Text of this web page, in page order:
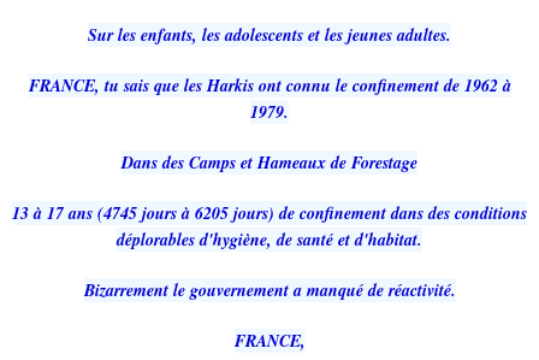
Sur les enfants, les adolescents et les jeunes adultes.
FRANCE, tu sais que les Harkis ont connu le confinement de 1962 à
1979.
Dans des Camps et Hameaux de Forestage
13 à 17 ans (4745 jours à 6205 jours) de confinement dans des conditions
déplorables d'hygiène, de santé et d'habitat.
Bizarrement le gouvernement a manqué de réactivité.
FRANCE,